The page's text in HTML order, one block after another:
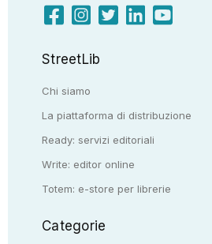
StreetLib
Chi siamo
La piattaforma di distribuzione
Ready: servizi editoriali
Write: editor online
Totem: e-store per librerie
Categorie